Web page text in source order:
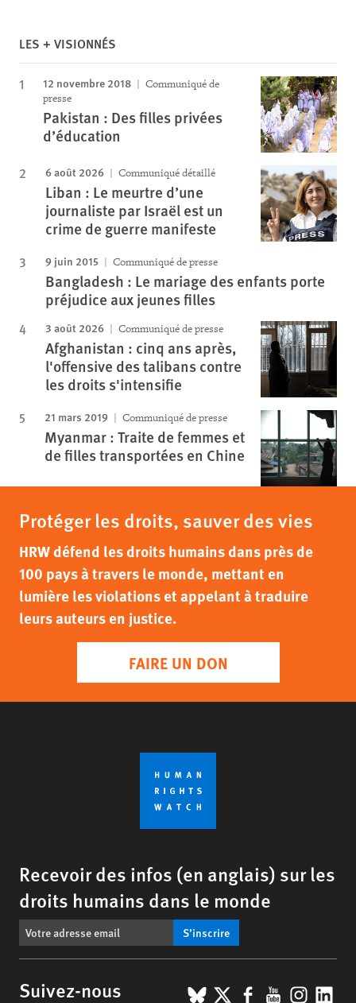
LES + VISIONNÉS
12 novembre 2018
Communiqué de
presse
Pakistan : Des filles privées
d’éducation
6 août 2026 Communiqué détaillé
Liban : Le meurtre d’une
journaliste par Israël est un
crime de guerre manifeste
9 juin 2015 Communiqué de presse
Bangladesh : Le mariage des enfants porte
préjudice aux jeunes filles
3 août 2026 Communiqué de presse
Afghanistan : cinq ans après,
l'offensive des talibans contre
les droits s'intensifie
21 mars 2019 Communiqué de presse
Myanmar : Traite de femmes et
de filles transportées en Chine
Protéger les droits, sauver des vies
HRW défend les droits humains dans près de
100 pays à travers le monde, mettant en
lumière les violations et appelant à traduire
leurs auteurs en justice.
FAIRE UN DON
Recevoir des infos (en anglais) sur les
droits humains dans le monde
S’inscrire
Suivez-nous BlueSky
X Facebook
YouTube